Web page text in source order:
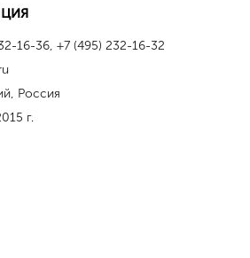
16-36, +7 (495) 232-16-32
Россия
г.